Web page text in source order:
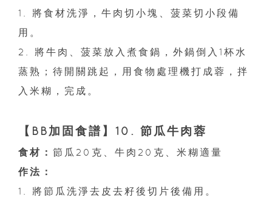
1. 將食材洗淨，牛肉切小塊、菠菜切小段備
用。
2. 將牛肉、菠菜放入煮食鍋，外鍋倒入1杯水
蒸熟；待開關跳起，用食物處理機打成蓉，拌
入米糊，完成。
【BB加固食譜】10. 節瓜牛肉蓉
食材： 節瓜20克、牛肉20克、米糊適量
作法：
1. 將節瓜洗淨去皮去籽後切片後備用。